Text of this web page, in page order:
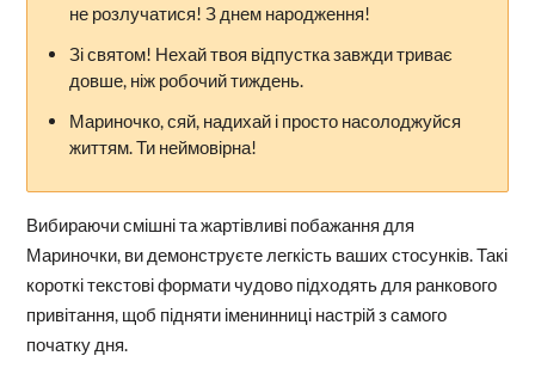
не розлучатися! З днем народження!
Зі святом! Нехай твоя відпустка завжди триває
довше, ніж робочий тиждень.
Мариночко, сяй, надихай і просто насолоджуйся
життям. Ти неймовірна!
Вибираючи смішні та жартівливі побажання для
Мариночки, ви демонструєте легкість ваших стосунків. Такі
короткі текстові формати чудово підходять для ранкового
привітання, щоб підняти іменинниці настрій з самого
початку дня.